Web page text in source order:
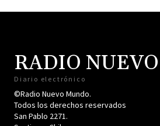
RADIO
Diario electrónico
©Radio Nuevo Mundo.
Todos los derechos reservados
San Pablo 2271.